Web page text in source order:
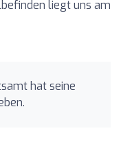
liegt uns am
hat seine